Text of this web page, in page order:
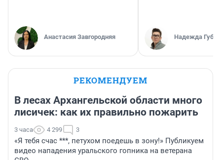
Анастасия Завгородняя Надежда
РЕКОМЕНДУЕМ
В лесах Архангельской области много
лисичек: как их правильно пожарить
3 часа 4 299 3
«Я тебя счас ***, петухом поедешь в зону!» Публикуем
видео нападения уральского гопника на ветерана